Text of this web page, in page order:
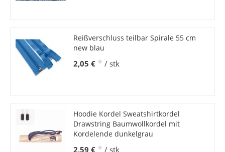
Reißverschluss teilbar Spirale 55 cm
new blau
2,05 € * / stk
Hoodie Kordel Sweatshirtkordel
Drawstring Baumwollkordel mit
Kordelende dunkelgrau
2,59 € * / stk